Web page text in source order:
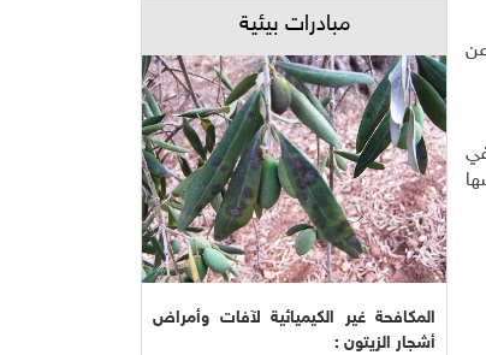
مبادرات بيئية
المكافحة غير الكيميائية لآفات وأمراض
أشجار الزيتون :